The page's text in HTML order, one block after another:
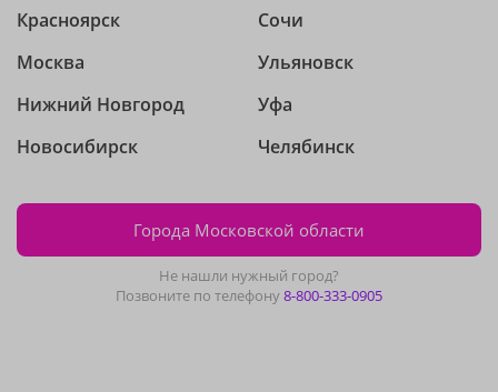
Красноярск
Москва
Нижний Новгород
Новосибирск
Сочи
Ульяновск
Уфа
Челябинск
Города Московской области
Не нашли нужный город?
Позвоните по телефону8-800-333-0905